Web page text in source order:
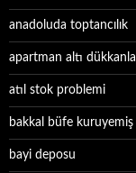
anadoluda toptancılık
apartman altı
atıl stok problemi
bakkal büfe
bayi deposu